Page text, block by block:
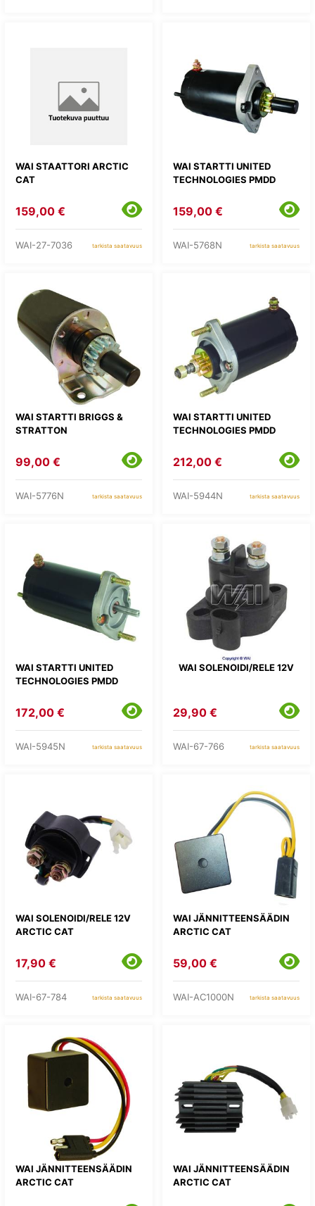
WAI STAATTORI ARCTIC
CAT
159,00 €
WAI-27-7036 tarkista saatavuus
WAI STARTTI UNITED
TECHNOLOGIES PMDD
159,00 €
WAI-5768N tarkista saatavuus
WAI STARTTI BRIGGS &
STRATTON
99,00 €
WAI-5776N tarkista saatavuus
WAI STARTTI UNITED
TECHNOLOGIES PMDD
212,00 €
WAI-5944N tarkista saatavuus
WAI STARTTI UNITED
TECHNOLOGIES PMDD
172,00 €
WAI-5945N tarkista saatavuus
WAI SOLENOIDI/RELE 12V
29,90 €
WAI-67-766 tarkista saatavuus
WAI SOLENOIDI/RELE 12V
ARCTIC CAT
17,90 €
WAI-67-784 tarkista saatavuus
WAI JÄNNITTEENSÄÄDIN
ARCTIC CAT
59,00 €
WAI-AC1000N tarkista saatavuus
WAI JÄNNITTEENSÄÄDIN
ARCTIC CAT
WAI JÄNNITTEENSÄÄDIN
ARCTIC CAT